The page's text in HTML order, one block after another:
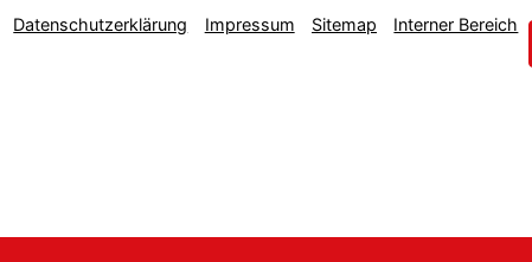
Datenschutzerklärung Impressum Sitemap Interner Bereich